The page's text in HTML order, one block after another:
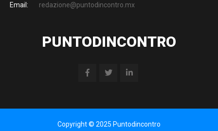
Email:
redazione@puntodincontro.mx
PUNTODINCONTRO
Copyright © 2025 Puntodincontro